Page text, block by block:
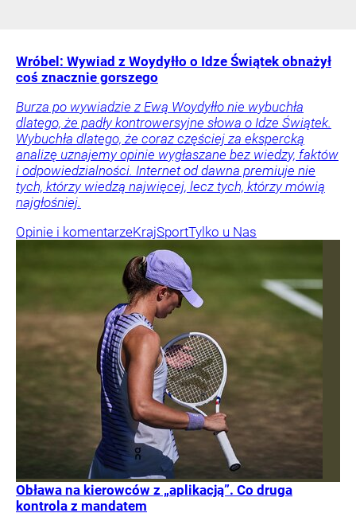
Wróbel: Wywiad z Woydyłło o Idze Świątek obnażył
coś znacznie gorszego
Burza po wywiadzie z Ewą Woydyłło nie wybuchła
dlatego, że padły kontrowersyjne słowa o Idze Świątek.
Wybuchła dlatego, że coraz częściej za ekspercką
analizę uznajemy opinie wygłaszane bez wiedzy, faktów
i odpowiedzialności. Internet od dawna premiuje nie
tych, którzy wiedzą najwięcej, lecz tych, którzy mówią
najgłośniej.
Opinie i komentarzeKrajSportTylko u Nas
Obława na kierowców z „aplikacją”. Co druga
kontrola z mandatem